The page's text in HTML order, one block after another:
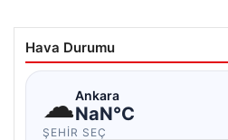
Hava Durumu
☁Ankara
NaN°C
ŞEHIR SEÇ